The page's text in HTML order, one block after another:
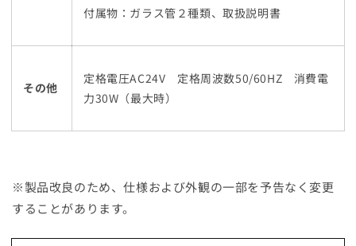
付属物：ガラス管２種類、取扱説明書
その他
定格電圧AC24V 定格周波数50/60HZ 消費電
力30W（最大時）
※製品改良のため、仕様および外観の一部を予告なく変更
することがあります。